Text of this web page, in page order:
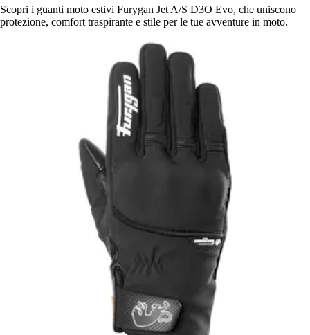
Scopri i guanti moto estivi Furygan Jet A/S D3O Evo, che uniscono
protezione, comfort traspirante e stile per le tue avventure in moto.